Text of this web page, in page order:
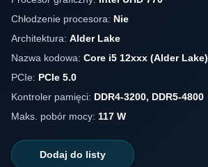
Chłodzenie procesora: Nie
Architektura: Alder Lake
Nazwa kodowa: Core i5 12xxx (Alder Lake)
PCIe: PCIe 5.0
Kontroler pamięci: DDR4-3200, DDR5-4800
Maks. pobór mocy: 117 W
Dodaj do listy